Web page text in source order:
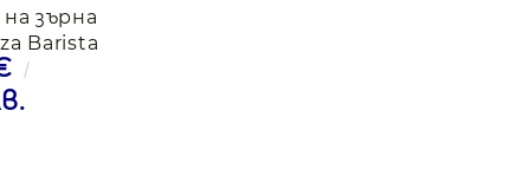
зърна
Barista
1кг